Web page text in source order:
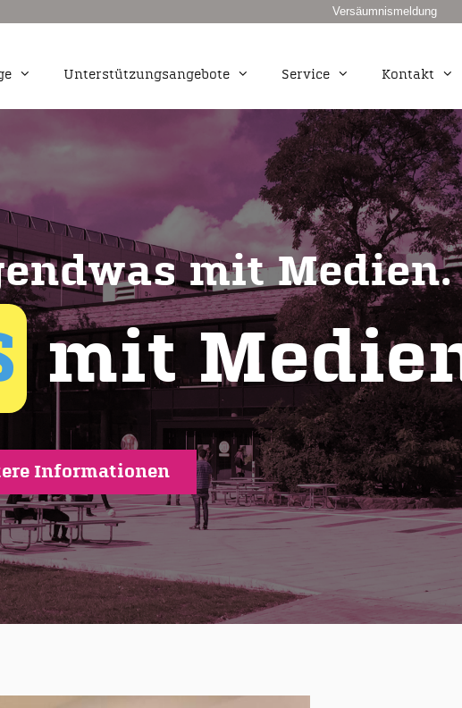
Versäumnismeldung
Kaufmännische Assistenz Schwerpunkt
Medienwirtschaft und -produktion
Webdesign
European
Duale
Unterstützungsangebote Service Kontakt
mit Medien.
mit
Informationen